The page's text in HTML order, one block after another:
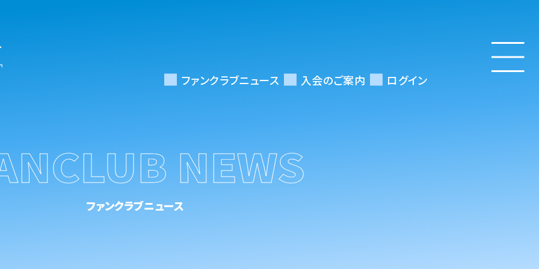
ファンクラブニュース 入会のご案内 ログイン
NEWS
ファンクラブニュース